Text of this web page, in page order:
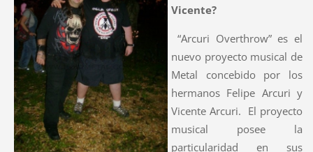
Vicente?
“Arcuri Overthrow” es el
nuevo proyecto musical de
Metal concebido por los
hermanos Felipe Arcuri y
Vicente Arcuri. El proyecto
musical posee la
particularidad en sus